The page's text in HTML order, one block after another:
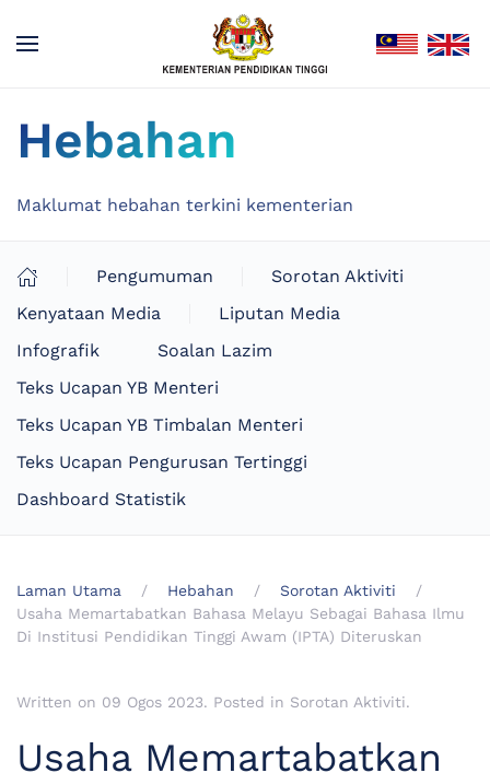
Hebahan
Maklumat hebahan terkini kementerian
Pengumuman
Sorotan Aktiviti
Kenyataan Media
Liputan Media
Infografik
Soalan Lazim
Teks Ucapan YB Menteri
Teks Ucapan YB Timbalan Menteri
Teks Ucapan Pengurusan Tertinggi
Dashboard Statistik
Laman Utama Hebahan
Sorotan Aktiviti
Usaha Memartabatkan Bahasa Melayu Sebagai Bahasa Ilmu
Di Institusi Pendidikan Tinggi Awam (IPTA) Diteruskan
Written on 09 Ogos 2023. Posted in Sorotan Aktiviti.
Usaha Memartabatkan